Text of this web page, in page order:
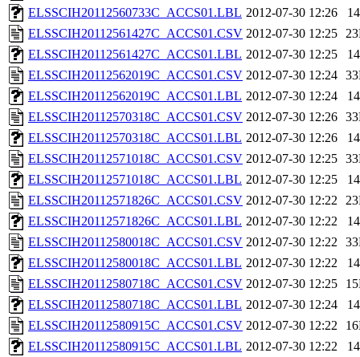
ELSSCIH20112560733C_ACCS01.LBL 2012-07-30 12:26
ELSSCIH20112561427C_ACCS01.CSV 2012-07-30 12:25
ELSSCIH20112561427C_ACCS01.LBL 2012-07-30 12:25
ELSSCIH20112562019C_ACCS01.CSV 2012-07-30 12:24
ELSSCIH20112562019C_ACCS01.LBL 2012-07-30 12:24
ELSSCIH20112570318C_ACCS01.CSV 2012-07-30 12:26
ELSSCIH20112570318C_ACCS01.LBL 2012-07-30 12:26
ELSSCIH20112571018C_ACCS01.CSV 2012-07-30 12:25
ELSSCIH20112571018C_ACCS01.LBL 2012-07-30 12:25
ELSSCIH20112571826C_ACCS01.CSV 2012-07-30 12:22
ELSSCIH20112571826C_ACCS01.LBL 2012-07-30 12:22
ELSSCIH20112580018C_ACCS01.CSV 2012-07-30 12:22
ELSSCIH20112580018C_ACCS01.LBL 2012-07-30 12:22
ELSSCIH20112580718C_ACCS01.CSV 2012-07-30 12:25
ELSSCIH20112580718C_ACCS01.LBL 2012-07-30 12:24
ELSSCIH20112580915C_ACCS01.CSV 2012-07-30 12:22
ELSSCIH20112580915C_ACCS01.LBL 2012-07-30 12:22